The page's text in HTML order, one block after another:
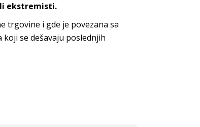
ekstremisti.
trgovine i gde je povezana sa
se dešavaju poslednjih